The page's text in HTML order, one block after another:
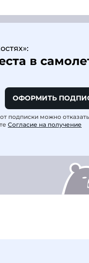
в
ОФОРМИТЬ
подписки можно
Согласие на получение